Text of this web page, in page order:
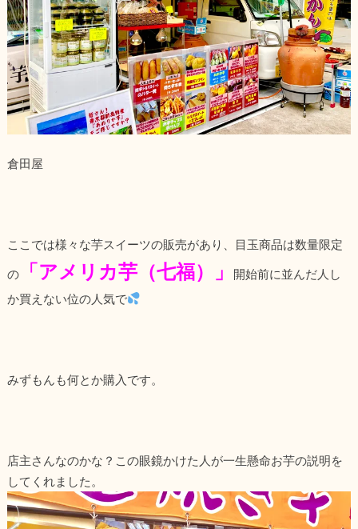
倉田屋
ここでは様々な芋スイーツの販売があり、目玉商品は数量限定
の「アメリカ芋（七福）」
開始前に並んだ人し
か買えない位の人気で
みずもんも何とか購入です。
店主さんなのかな？この眼鏡かけた人が一生懸命お芋の説明を
してくれました。